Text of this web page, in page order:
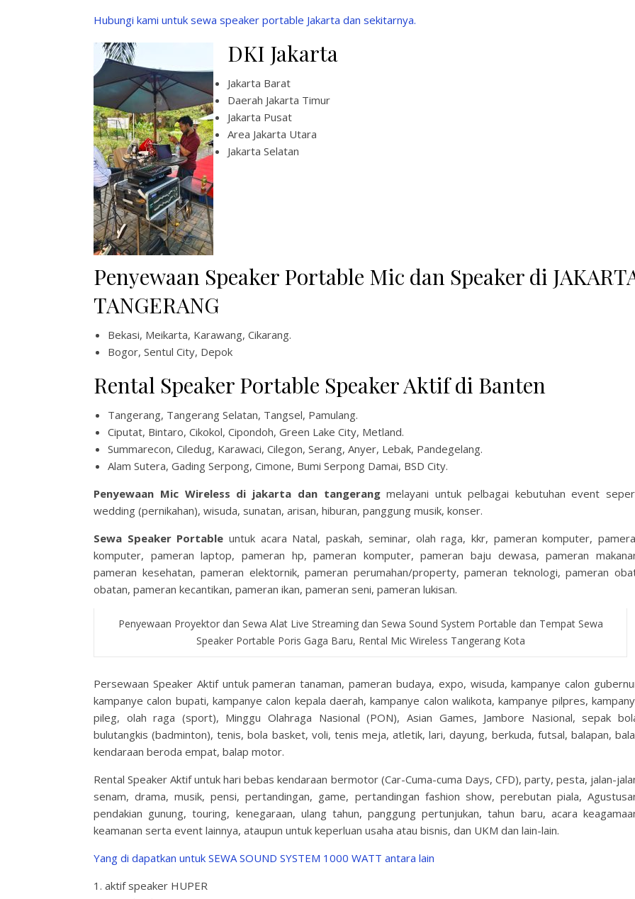
Hubungi kami untuk sewa speaker portable Jakarta dan sekitarnya.
DKI Jakarta
Jakarta Barat
Daerah Jakarta Timur
Jakarta Pusat
Area Jakarta Utara
Jakarta Selatan
Penyewaan Speaker Portable Mic dan Speaker di
TANGERANG
Bekasi, Meikarta, Karawang, Cikarang.
Bogor, Sentul City, Depok
Rental Speaker Portable Speaker Aktif di Banten
Tangerang, Tangerang Selatan, Tangsel, Pamulang.
Ciputat, Bintaro, Cikokol, Cipondoh, Green Lake City, Metland.
Summarecon, Ciledug, Karawaci, Cilegon, Serang, Anyer, Lebak, Pandegelang.
Alam Sutera, Gading Serpong, Cimone, Bumi Serpong Damai, BSD City.
Penyewaan Mic Wireless di jakarta dan tangerangmelayani untuk pelbagai kebutuhan event
wedding (pernikahan), wisuda, sunatan, arisan, hiburan, panggung musik, konser.
Sewa Speaker Portable untuk acara Natal, paskah, seminar, olah raga, kkr, pameran komputer,
komputer, pameran laptop, pameran hp, pameran komputer, pameran baju dewasa, pameran
pameran kesehatan, pameran elektornik, pameran perumahan/property, pameran teknologi, pameran
obatan, pameran kecantikan, pameran ikan, pameran seni, pameran lukisan.
Penyewaan Proyektor dan Sewa Alat Live Streaming dan Sewa Sound System Portable dan Tempat Sewa
Speaker Portable Poris Gaga Baru, Rental Mic Wireless Tangerang Kota
Persewaan Speaker Aktif untuk pameran tanaman, pameran budaya, expo, wisuda, kampanye calon
kampanye calon bupati, kampanye calon kepala daerah, kampanye calon walikota, kampanye pilpres,
pileg, olah raga (sport), Minggu Olahraga Nasional (PON), Asian Games, Jambore Nasional, sepak
bulutangkis (badminton), tenis, bola basket, voli, tenis meja, atletik, lari, dayung, berkuda, futsal, balapan,
kendaraan beroda empat, balap motor.
Rental Speaker Aktif untuk hari bebas kendaraan bermotor (Car-Cuma-cuma Days, CFD), party, pesta, jalan-
senam, drama, musik, pensi, pertandingan, game, pertandingan fashion show, perebutan piala,
pendakian gunung, touring, kenegaraan, ulang tahun, panggung pertunjukan, tahun baru, acara
keamanan serta event lainnya, ataupun untuk keperluan usaha atau bisnis, dan UKM dan lain-lain.
Yang di dapatkan untuk SEWA SOUND SYSTEM 1000 WATT antara lain
1. aktif speaker HUPER